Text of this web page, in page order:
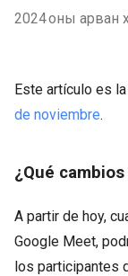
2024 оны арван
Este artículo es
de noviembre.
¿Qué
A partir de hoy,
Google Meet,
los participantes